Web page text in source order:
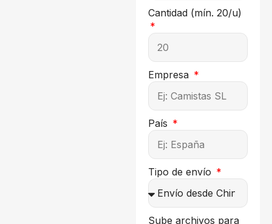
Cantidad (mín. 20/u)
Empresa
País
Tipo de envío
Sube archivos para